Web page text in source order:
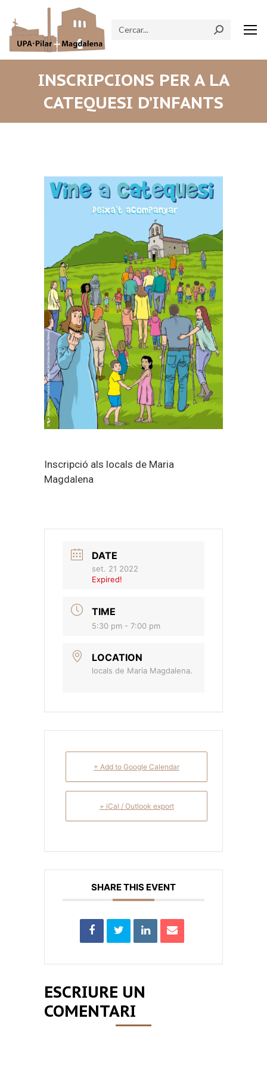
Search:
INSCRIPCIONS PER A LA
CATEQUESI D’INFANTS
Inscripció als locals de Maria
Magdalena
DATE
set. 21 2022
Expired!
TIME
5:30 pm - 7:00 pm
LOCATION
locals de Maria Magdalena.
+ Add to Google Calendar
+ iCal / Outlook export
SHARE THIS EVENT
ESCRIURE UN
COMENTARI